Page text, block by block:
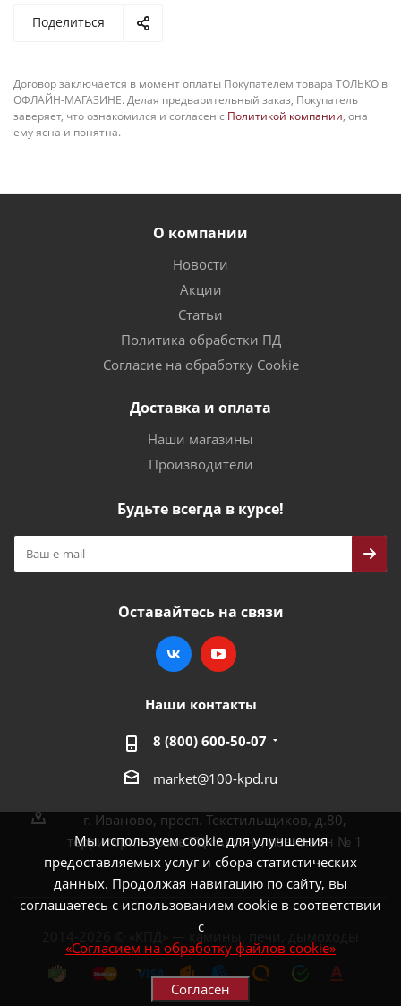
Мы используем cookie для улучшения
предоставляемых услуг и сбора статистических
данных. Продолжая навигацию по сайту, вы
соглашаетесь с использованием cookie в соответствии
с
«Согласием на обработку файлов cookie»
Согласен
Поделиться
Договор заключается в момент оплаты Покупателем товара ТОЛЬКО в
ОФЛАЙН-МАГАЗИНЕ. Делая предварительный заказ, Покупатель
заверяет, что ознакомился и согласен с Политикой компании, она
ему ясна и понятна.
О компании
Новости
Акции
Статьи
Политика обработки ПД
Согласие на обработку Cookie
Доставка и оплата
Наши магазины
Производители
Будьте всегда в курсе!
Оставайтесь на связи
Наши контакты
8 (800) 600-50-07
market@100-kpd.ru
г. Иваново, просп. Текстильщиков, д.80,
территория возле ТЦ «Аксон», павильон № 1
2014-2026 © «КПД» — камины, печи, дымоходы